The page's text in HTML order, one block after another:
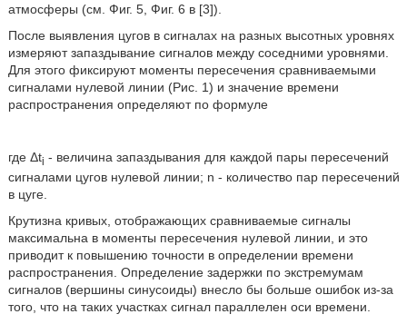
атмосферы (см. Фиг. 5, Фиг. 6 в [3]).
После выявления цугов в сигналах на разных высотных уровнях
измеряют запаздывание сигналов между соседними уровнями.
Для этого фиксируют моменты пересечения сравниваемыми
сигналами нулевой линии (Рис. 1) и значение времени
распространения определяют по формуле
где Δti - величина запаздывания для каждой пары пересечений
сигналами цугов нулевой линии; n - количество пар пересечений
в цуге.
Крутизна кривых, отображающих сравниваемые сигналы
максимальна в моменты пересечения нулевой линии, и это
приводит к повышению точности в определении времени
распространения. Определение задержки по экстремумам
сигналов (вершины синусоиды) внесло бы больше ошибок из-за
того, что на таких участках сигнал параллелен оси времени.